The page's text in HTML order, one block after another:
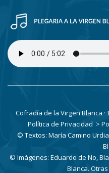
Cofradía de la Virgen Blanca
Política de Privacidad >
© Textos: María Camino
© Imágenes: Eduardo de No,
Blanca.